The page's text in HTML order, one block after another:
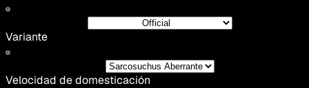
Variante
Velocidad de domesticación